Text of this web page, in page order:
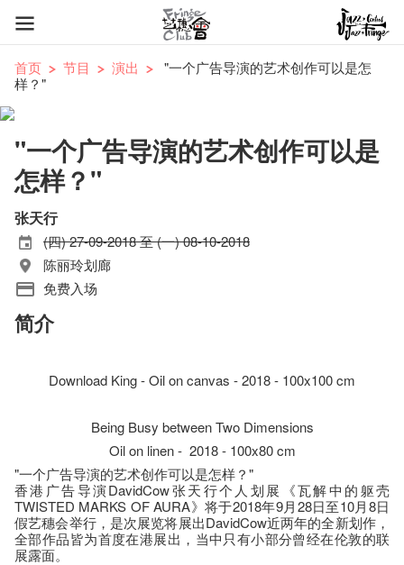
首页 节目 演出
"一个广告导演的艺术创作可以是怎
样？"
"一个广告导演的艺术创作可以是
怎样？"
张天行
(四) 27-09-2018 至 (一) 08-10-2018
陈丽玲划廊
免费入场
简介
Download King - Oil on canvas - 2018 - 100x100 cm
Being Busy between Two Dimensions
Oil on linen - 2018 - 100x80 cm
"一个广告导演的艺术创作可以是怎样？"
香港广告导演DavidCow张天行个人划展《瓦解中的躯壳
TWISTED MARKS OF AURA》将于2018年9月28日至10月8日
假艺穗会举行，是次展览将展出DavidCow近两年的全新划作，
全部作品皆为首度在港展出，当中只有小部分曾经在伦敦的联
展露面。